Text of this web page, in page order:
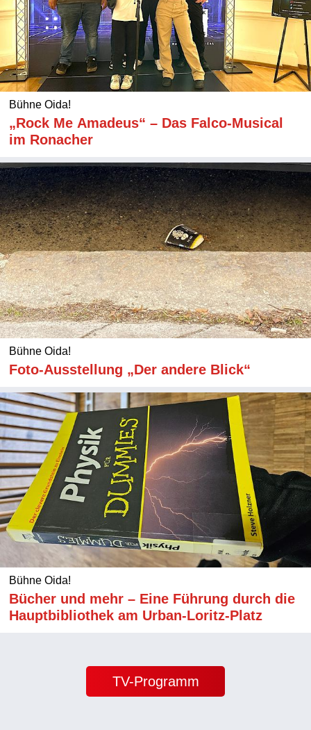
Bühne Oida!
„Rock Me Amadeus“ – Das Falco-Musical
im Ronacher
Bühne Oida!
Foto-Ausstellung „Der andere Blick“
Bühne Oida!
Bücher und mehr – Eine Führung durch die
Hauptbibliothek am Urban-Loritz-Platz
TV-Programm